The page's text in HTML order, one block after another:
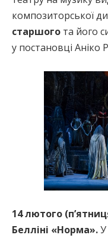
композиторської
старшого та його
у постановці Аніко
14 лютого
Белліні «Норма».У